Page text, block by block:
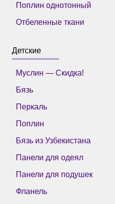
Поплин однотонный
Отбеленные ткани
Детские
Муслин — Скидка!
Бязь
Перкаль
Поплин
Бязь из Узбекистана
Панели для одеял
Панели для подушек
Фланель